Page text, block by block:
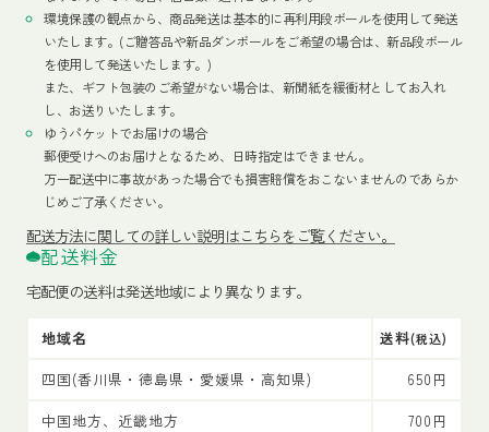
環境保護の観点から、商品発送は基本的に再利用段ボールを使用して発送
いたします。(ご贈答品や新品ダンボールをご希望の場合は、新品段ボール
を使用して発送いたします。)
また、ギフト包装のご希望がない場合は、新聞紙を緩衝材としてお入れ
し、お送りいたします。
ゆうパケットでお届けの場合
郵便受けへのお届けとなるため、日時指定はできません。
万一配送中に事故があった場合でも損害賠償をおこないませんのであらか
じめご了承ください。
配送方法に関しての詳しい説明はこちらをご覧ください。
配送料金
宅配便の送料は発送地域により異なります。
地域名 送料(税込)
四国(香川県・徳島県・愛媛県・高知県)
650円
中国地方、近畿地方
700円